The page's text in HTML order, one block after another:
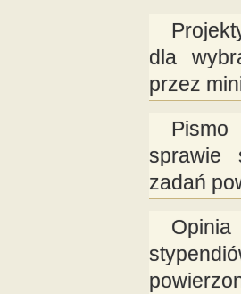
dla
przez
sprawie
zadań